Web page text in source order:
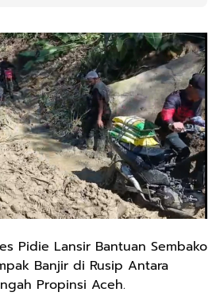
Pidie Lansir Bantuan Sembako
Banjir di Rusip Antara
Propinsi Aceh.